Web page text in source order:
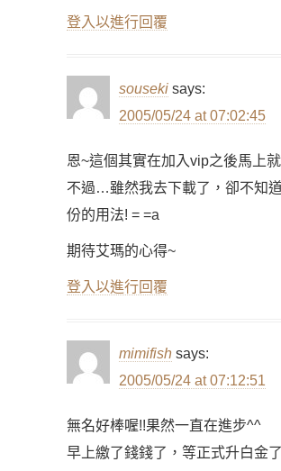
登入以進行回覆
souseki says:
2005/05/24 at 07:02:45
恩~這個其實在加入vip之後馬上
不過…雖然我去下載了，卻不知
份的用法! = =a
期待艾瑪的心得~
登入以進行回覆
mimifish says:
2005/05/24 at 07:12:51
無名好棒喔!!果然一直在進步^^
早上繳了錢錢了，等正式升白金